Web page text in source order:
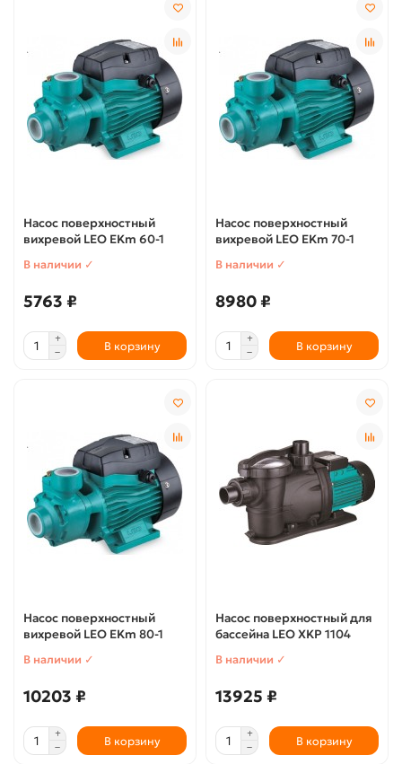
Насос поверхностный
вихревой LEO EKm 60-1
В наличии ✓
5763 ₽
В корзину
Насос поверхностный
вихревой LEO EKm 70-1
В наличии ✓
8980 ₽
В корзину
Насос поверхностный
вихревой LEO EKm 80-1
В наличии ✓
10203 ₽
В корзину
Насос поверхностный для
бассейна LEO XKP 1104
В наличии ✓
13925 ₽
В корзину